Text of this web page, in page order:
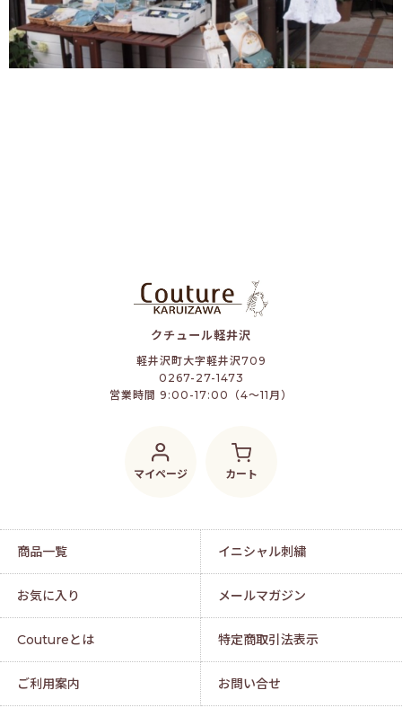
クチュール軽井沢
軽井沢町大字軽井沢709
0267-27-1473
営業時間 9:00-17:00（4～11月）
マイページ カート
商品一覧 イニシャル刺繍
お気に入り メールマガジン
Coutureとは 特定商取引法表示
ご利用案内 お問い合せ